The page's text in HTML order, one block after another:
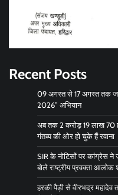
Recent Posts
09 अगस्त से 17 अगस्त तक
2026” अभियान
अब तक 2 करोड़ 19 लाख 70
गंतव्य की ओर हो चुके हैं रवाना
SIR के नोटिसों पर कांग्रेस ने
बोले राष्ट्रीय प्रवक्ता आलोक
हरकी पैड़ी से वीरभद्र